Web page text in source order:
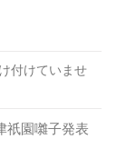
付けていませ
祇園囃子発表